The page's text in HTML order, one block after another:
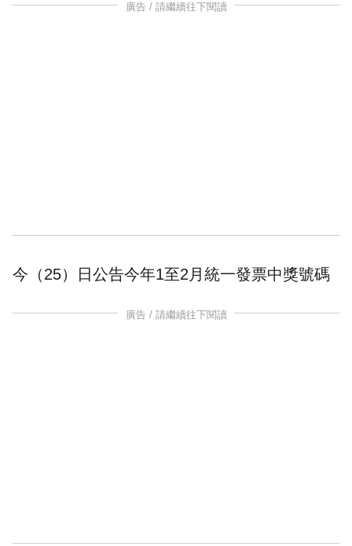
廣告 / 請繼續往下閱讀
今（25）日公告今年1至2月 統一發票中獎號碼
廣告 / 請繼續往下閱讀